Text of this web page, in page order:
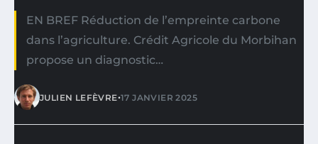
EN BREF Réduction de l’empreinte carbone
dans l’agriculture. Crédit Agricole du Morbihan
propose un diagnostic…
JULIEN LEFÈVRE•17 JANVIER 2025